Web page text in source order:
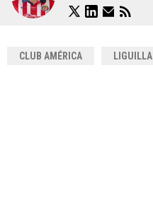
CLUB AMÉRICA LIGUILLA